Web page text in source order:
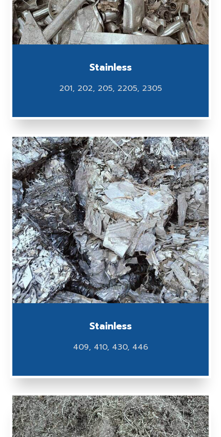
Stainless
201, 202, 205, 2205, 2305
Stainless
409, 410, 430, 446